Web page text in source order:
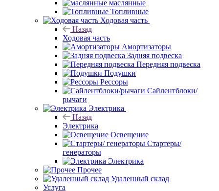
маслянные
Топливные
Ходовая часть
Назад
Ходовая часть
Амортизаторы
Задняя подвеска
Передняя подвеска
Подушки
Рессоры
Сайлентблоки/
рычаги
Электрика
Назад
Электрика
Освещение
Стартеры/
генераторы
Электрика
Прочее
Удаленный склад
Услуга